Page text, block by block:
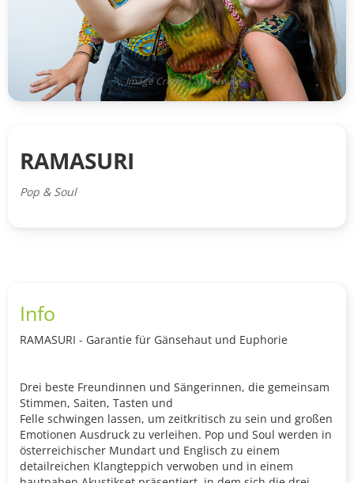
Image Credit: Carl Dewald
RAMASURI
Pop & Soul
Info
RAMASURI - Garantie für Gänsehaut und Euphorie
Drei beste Freundinnen und Sängerinnen, die gemeinsam
Stimmen, Saiten, Tasten und
Felle schwingen lassen, um zeitkritisch zu sein und großen
Emotionen Ausdruck zu verleihen. Pop und Soul werden in
österreichischer Mundart und Englisch zu einem
detailreichen Klangteppich verwoben und in einem